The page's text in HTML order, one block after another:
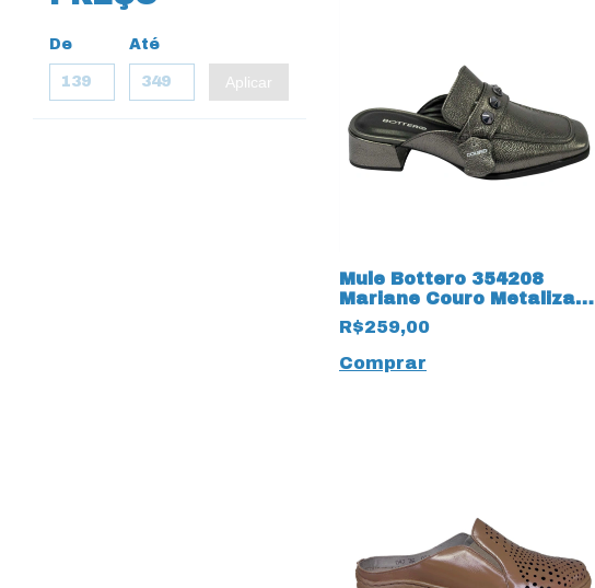
De Até
Aplicar
Mule Bottero 354208
Mariane Couro Metalizado
Roma Onix
R$259,00
Comprar